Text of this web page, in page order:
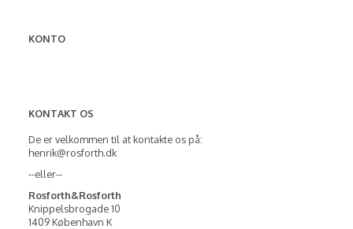
KONTO
KONTAKT OS
De er velkommen til at kontakte os på:
henrik@rosforth.dk
--eller--
Rosforth&Rosforth
Knippelsbrogade 10
1409 København K